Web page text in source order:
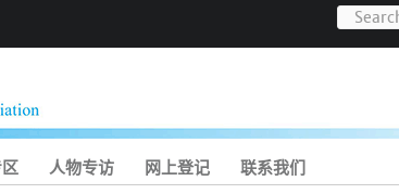
人物专访 网上登记 联系我们